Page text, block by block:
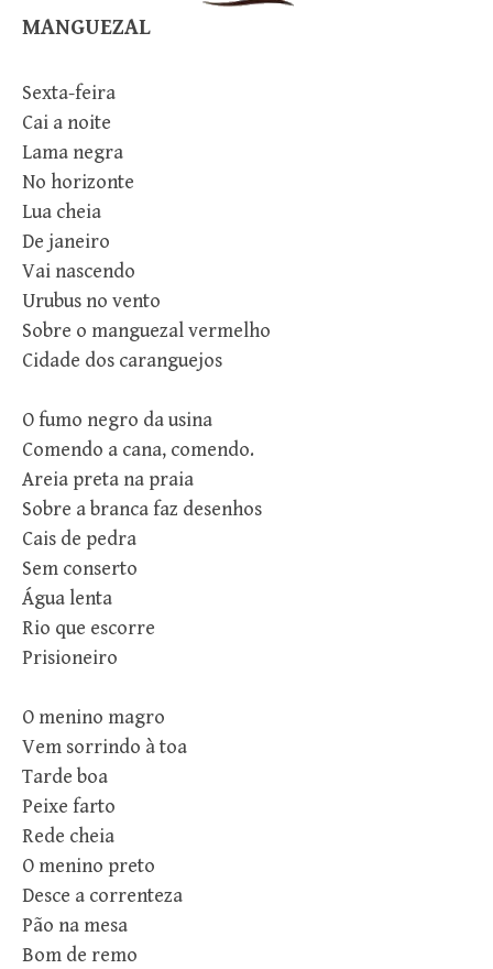
MANGUEZAL
Sexta-feira
Cai a noite
Lama negra
No horizonte
Lua cheia
De janeiro
Vai nascendo
Urubus no vento
Sobre o manguezal vermelho
Cidade dos caranguejos
O fumo negro da usina
Comendo a cana, comendo.
Areia preta na praia
Sobre a branca faz desenhos
Cais de pedra
Sem conserto
Água lenta
Rio que escorre
Prisioneiro
O menino magro
Vem sorrindo à toa
Tarde boa
Peixe farto
Rede cheia
O menino preto
Desce a correnteza
Pão na mesa
Bom de remo